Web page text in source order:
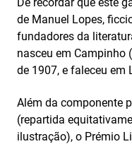
de Manuel Lopes,
fundadores da
nasceu em Campinho
de 1907, e faleceu em
Além da componente
(repartida
ilustração), o Prémio